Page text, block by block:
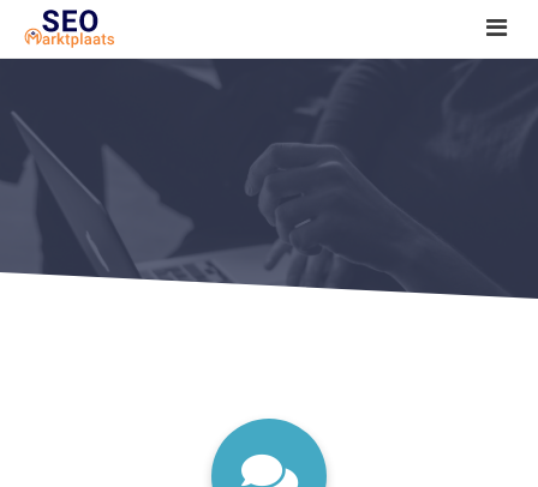
SEO tools reviews
Marketeer bij jou in de buurt?
Offerte
1. Seo voor beginners +
2. Onderzoeken +